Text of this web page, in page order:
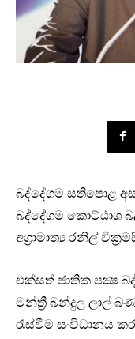
බද්දේගම සතිපොළ
බද්දේගම කොට්ඨාශ
අග්‍රාමාත්‍ය රනිල්
එක්සත් ජාතික පක්‍ෂ
මන්ත්‍රී බන්දුල ලාල්
රැස්වීම සංවිධානය